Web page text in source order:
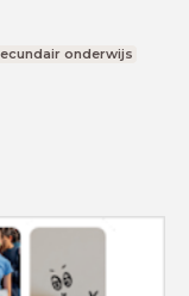
onderwijs